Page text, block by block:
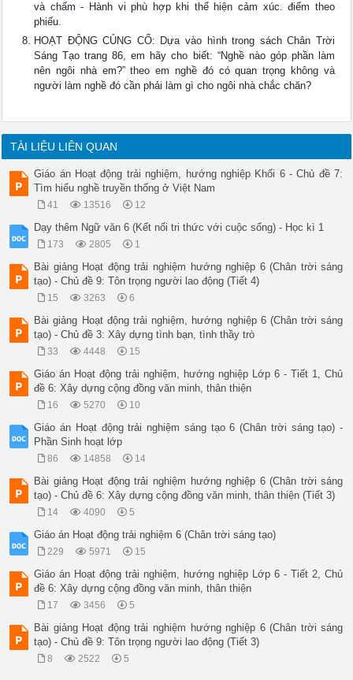
và chấm - Hành vi phù hợp khi thể hiện cảm xúc. điểm theo
phiếu.
HOẠT ĐỘNG CỦNG CỐ: Dựa vào hình trong sách Chân Trời
Sáng Tạo trang 86, em hãy cho biết: “Nghề nào góp phần làm
nên ngôi nhà em?” theo em nghề đó có quan trọng không và
người làm nghề đó cần phải làm gì cho ngôi nhà chắc chăn?
TÀI LIỆU LIÊN QUAN
Giáo án Hoạt động trải nghiệm, hướng nghiệp Khối 6 - Chủ đề 7:
Tìm hiểu nghề truyền thống ở Việt Nam
41 13516 12
Dạy thêm Ngữ văn 6 (Kết nối tri thức với cuộc sống) - Học kì 1
173 2805 1
Bài giảng Hoạt động trải nghiệm hướng nghiệp 6 (Chân trời sáng
tạo) - Chủ đề 9: Tôn trọng người lao động (Tiết 4)
15 3263 6
Bài giảng Hoạt động trải nghiệm, hướng nghiệp 6 (Chân trời sáng
tạo) - Chủ đề 3: Xây dựng tình bạn, tình thầy trò
33 4448 15
Giáo án Hoạt động trải nghiệm, hướng nghiệp Lớp 6 - Tiết 1, Chủ
đề 6: Xây dựng cộng đồng văn minh, thân thiện
16 5270 10
Giáo án Hoạt động trải nghiệm sáng tạo 6 (Chân trời sáng tạo) -
Phần Sinh hoạt lớp
86 14858 14
Bài giảng Hoạt động trải nghiệm hướng nghiệp 6 (Chân trời sáng
tạo) - Chủ đề 6: Xây dựng cộng đồng văn minh, thân thiện (Tiết 3)
14 4090 5
Giáo án Hoạt động trải nghiệm 6 (Chân trời sáng tạo)
229 5971 15
Giáo án Hoạt động trải nghiệm, hướng nghiệp Lớp 6 - Tiết 2, Chủ
đề 6: Xây dựng cộng đồng văn minh, thân thiện
17 3456 5
Bài giảng Hoạt động trải nghiệm hướng nghiệp 6 (Chân trời sáng
tạo) - Chủ đề 9: Tôn trọng người lao động (Tiết 3)
8 2522 5